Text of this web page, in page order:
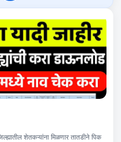
शेतकऱ्यांना मिळणार तातडीने पिक